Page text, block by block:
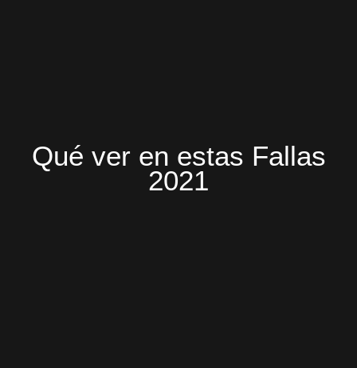
Qué ver en estas Fallas
2021